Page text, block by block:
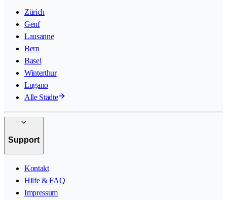
Zürich
Genf
Lausanne
Bern
Basel
Winterthur
Lugano
Alle Städte
Support
Kontakt
Hilfe & FAQ
Impressum